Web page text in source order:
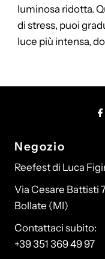
luminosa ridotta.
di stress, puoi
luce più intensa,
Negozio
Reefest di Luca
Via Cesare Battisti
Bollate (MI)
Contattaci subito:
+39 351 369 49 97